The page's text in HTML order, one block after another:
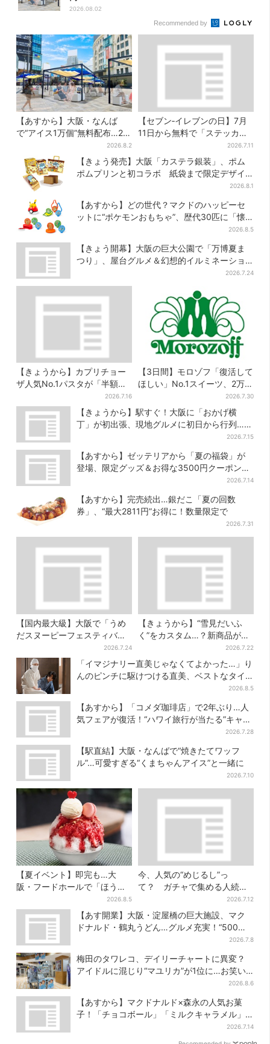
2026.08.02
Recommended by
【あすから】大阪・なんば
で“アイス1万個”無料配布…2日
間限定で、ロッテの人気商品
もらえる
2026.8.2
【セブン‐イレブンの日】7月
11日から無料で「ステッカ
ー」もらえる！おにぎり・配
送トラックなど全4種…店頭で
先着100枚
2026.7.11
【きょう発売】大阪「カステラ銀装」、ポム
ポムプリンと初コラボ 紙袋まで限定デザイ
2026.8.1
【あすから】どの世代？マクドのハッピーセ
ットに“ポケモンおもちゃ”、歴代30匹に「懐
2026.8.5
【きょう開幕】大阪の巨大公園で「万博夏ま
つり」、屋台グルメ＆幻想的イルミネーショ
2026.7.24
【きょうから】カプリチョー
ザ人気No.1パスタが「半額」
に！大創業祭の第2弾まもなく
スタート
2026.7.16
【3日間】モロゾフ「復活して
ほしい」No.1スイーツ、2万
3865票から選ばれた名作を限
定販売
2026.7.30
【きょうから】駅すぐ！大阪に「おかげ横
丁」が初出張、現地グルメに初日から行列…お
2026.7.15
【あすから】ゼッテリアから「夏の福袋」が
登場、限定グッズ＆お得な3500円クーポン付
2026.7.14
【あすから】完売続出…銀だこ「夏の回数
券」、“最大2811円”お得に！数量限定で
2026.7.31
【国内最大級】大阪で「うめ
だスヌーピーフェスティバ
ル」、約80ブランドが集結！
ここだけのグッズも
2026.7.24
【きょうから】“雪見だいふ
く”をカスタム…？新商品が初
登場！阪急うめだ「アイスフ
ェス」で6日間だけ
2026.7.22
「イマジナリー直美じゃなくてよかった…」り
んのピンチに駆けつける直美、ベストなタイ
2026.8.5
【あすから】「コメダ珈琲店」で2年ぶり…人
気フェアが復活！“ハワイ旅行が当たる”キャン
2026.7.28
【駅直結】大阪・なんばで“焼きたてワッフ
ル”…可愛すぎる“くまちゃんアイス”と一緒に
2026.7.10
【夏イベント】即完も…大
阪・フードホールで「ほうせ
き箱」の“限定かき氷”が復
活！一夜限りの盆踊りも
2026.8.5
今、人気の“めじるし”っ
て？ ガチャで集める人続
出…収集家とメーカーに聞い
たヒットの背景
2026.7.12
【あす開業】大阪・淀屋橋の巨大施設、マク
ドナルド・鶴丸うどん…グルメ充実！“500円
2026.7.8
梅田のタワレコ、デイリーチャートに異変？
アイドルに混じり“マユリカ”が1位に…お笑い
2026.8.6
【あすから】マクドナルド×森永の人気お菓
子！「チョコボール」「ミルクキャラメル」
があのスイーツに変身…6年ぶり復活シェイク
2026.7.14